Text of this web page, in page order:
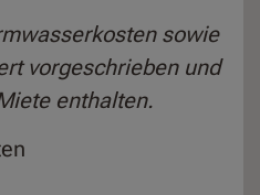
sowie
vorgeschrieben und
enthalten.